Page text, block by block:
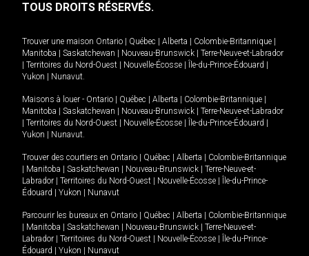
TOUS DROITS RÉSERVÉS.
Trouver une maison Ontario | Québec | Alberta | Colombie-Britannique |
Manitoba | Saskatchewan | Nouveau-Brunswick | Terre-Neuve-et-Labrador
| Territoires du Nord-Ouest | Nouvelle-Écosse | Île-du-Prince-Édouard |
Yukon | Nunavut.
Maisons à louer - Ontario | Québec | Alberta | Colombie-Britannique |
Manitoba | Saskatchewan | Nouveau-Brunswick | Terre-Neuve-et-Labrador
| Territoires du Nord-Ouest | Nouvelle-Écosse | Île-du-Prince-Édouard |
Yukon | Nunavut.
Trouver des courtiers en Ontario | Québec | Alberta | Colombie-Britannique
| Manitoba | Saskatchewan | Nouveau-Brunswick | Terre-Neuve-et-
Labrador | Territoires du Nord-Ouest | Nouvelle-Écosse | Île-du-Prince-
Édouard | Yukon | Nunavut
Parcourir les bureaux en Ontario | Québec | Alberta | Colombie-Britannique
| Manitoba | Saskatchewan | Nouveau-Brunswick | Terre-Neuve-et-
Labrador | Territoires du Nord-Ouest | Nouvelle-Écosse | Île-du-Prince-
Édouard | Yukon | Nunavut